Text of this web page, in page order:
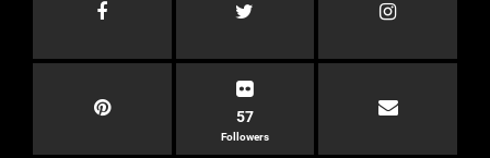
57
Followers